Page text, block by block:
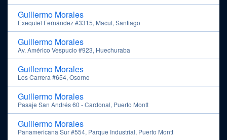
Guillermo Morales
Exequiel Fernández #3315, Macul, Santiago
Guillermo Morales
Av. Américo Vespucio #923, Huechuraba
Guillermo Morales
Los Carrera #654, Osorno
Guillermo Morales
Pasaje San Andrés 60 - Cardonal, Puerto Montt
Guillermo Morales
Panamericana Sur #554, Parque Industrial, Puerto Montt